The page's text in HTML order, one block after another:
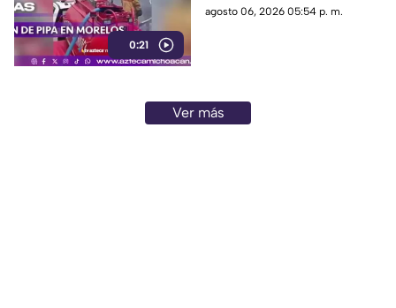
0:21
quemaduras a las víctimas en
agosto 06, 2026 05:54 p. m.
Ver más